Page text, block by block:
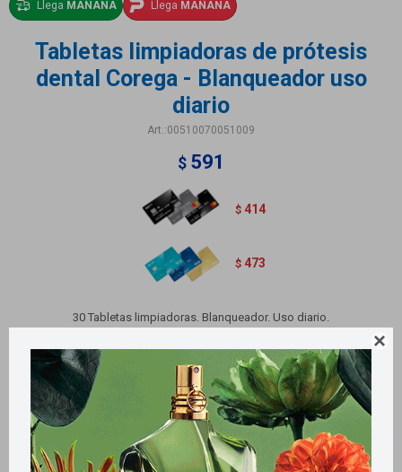

Llega MAÑANA Llega MAÑANA
Tabletas limpiadoras de prótesis
dental Corega - Blanqueador uso
diario
00510070051009
$ 591
$ 414
$ 473
30 Tabletas limpiadoras. Blanqueador. Uso diario.
Variantes:
Métodos y costos de envío